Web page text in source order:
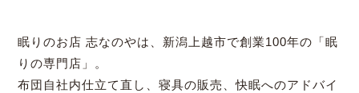
眠りのお店 志なのやは、新潟上越市で創業100年の「眠
りの専門店」。
布団自社内仕立て直し、寝具の販売、快眠へのアドバイ